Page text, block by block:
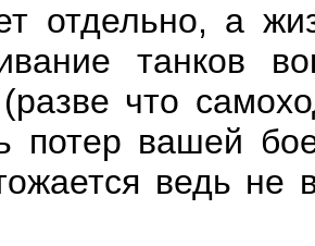
отдельно, а
танков
(разве что
потер вашей
ведь не